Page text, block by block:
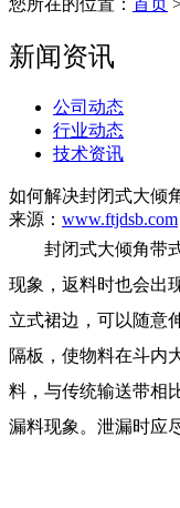
您所在的位置： 首页
新闻资讯
公司动态
行业动态
技术资讯
如何解决封闭式大倾
来源： www.ftjdsb.com
封闭式大倾角带式
现象，返料时也会出
立式裙边，可以随意
隔板，使物料在斗内
料，与传统输送带相
漏料现象。泄漏时应